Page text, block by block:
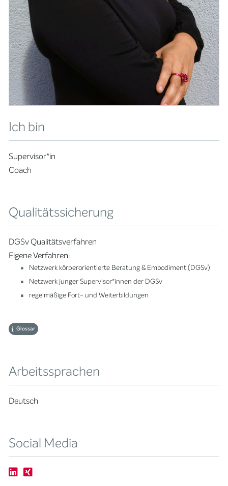
Ich bin
Supervisor*in
Coach
Qualitätssicherung
DGSv Qualitätsverfahren
Eigene Verfahren:
Netzwerk körperorientierte Beratung & Embodiment (DGSv)
Netzwerk junger Supervisor*innen der DGSv
regelmäßige Fort- und Weiterbildungen
Glossar
Arbeitssprachen
Deutsch
Social Media